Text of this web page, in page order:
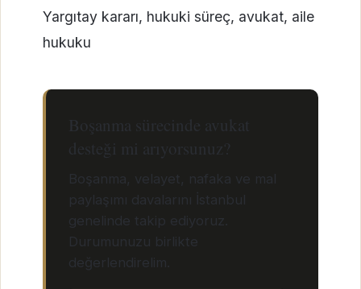
Yargıtay kararı, hukuki süreç, avukat, aile
hukuku
Boşanma sürecinde avukat
desteği mi arıyorsunuz?
Boşanma, velayet, nafaka ve mal
paylaşımı davalarını İstanbul
genelinde takip ediyoruz.
Durumunuzu birlikte
değerlendirelim.